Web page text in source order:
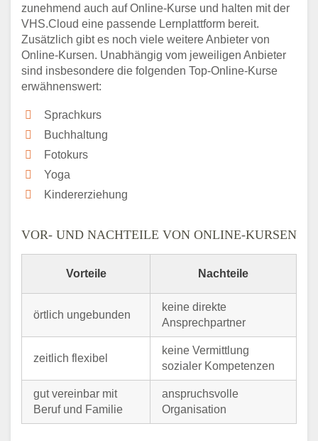
zunehmend auch auf Online-Kurse und halten mit der
VHS.Cloud eine passende Lernplattform bereit.
Zusätzlich gibt es noch viele weitere Anbieter von
Online-Kursen. Unabhängig vom jeweiligen Anbieter
sind insbesondere die folgenden Top-Online-Kurse
erwähnenswert:
Sprachkurs
Buchhaltung
Fotokurs
Yoga
Kindererziehung
VOR- UND NACHTEILE VON ONLINE-KURSEN
Vorteile Nachteile
örtlich ungebunden
keine direkte
Ansprechpartner
zeitlich flexibel
keine Vermittlung
sozialer Kompetenzen
gut vereinbar mit
Beruf und Familie
anspruchsvolle
Organisation